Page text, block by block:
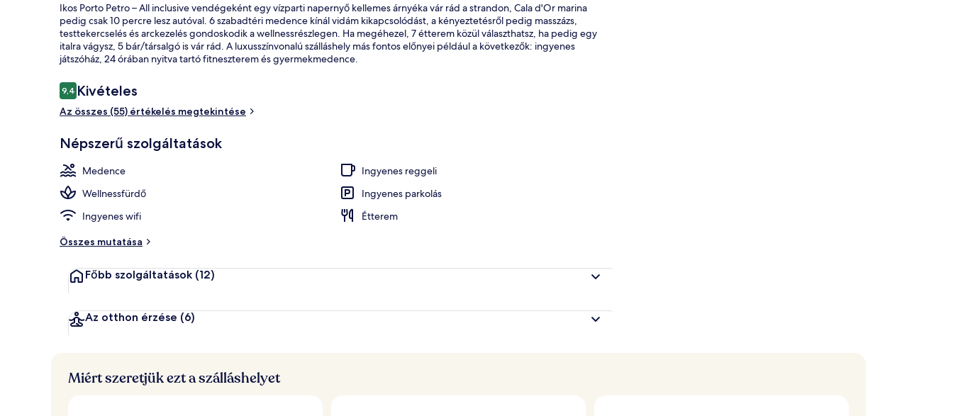
Ikos Porto Petro – All inclusive vendégeként egy vízparti napernyő kellemes árnyéka vár rád a strandon, Cala d'Or marina
pedig csak 10 percre lesz autóval. 6 szabadtéri medence kínál vidám kikapcsolódást, a kényeztetésről pedig masszázs,
testtekercselés és arckezelés gondoskodik a wellnessrészlegen. Ha megéhezel, 7 étterem közül választhatsz, ha pedig egy
italra vágysz, 5 bár/társalgó is vár rád. A luxusszínvonalú szálláshely más fontos előnyei például a következők: ingyenes
játszóház, 24 órában nyitva tartó fitneszterem és gyermekmedence.
Értékelések
9,49,4 ennyiből: 10
Kivételes
Az összes (55) értékelés megtekintése
Népszerű szolgáltatások
Medence
Ingyenes reggeli
Wellnessfürdő
Ingyenes parkolás
Ingyenes wifi
Étterem
Összes mutatása
Főbb szolgáltatások (12)
Az otthon érzése (6)
Miért szeretjük ezt a szálláshelyet